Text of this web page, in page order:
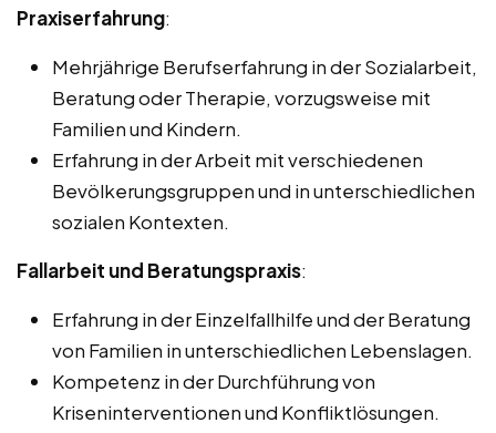
Praxiserfahrung:
Mehrjährige Berufserfahrung in der Sozialarbeit,
Beratung oder Therapie, vorzugsweise mit
Familien und Kindern.
Erfahrung in der Arbeit mit verschiedenen
Bevölkerungsgruppen und in unterschiedlichen
sozialen Kontexten.
Fallarbeit und Beratungspraxis:
Erfahrung in der Einzelfallhilfe und der Beratung
von Familien in unterschiedlichen Lebenslagen.
Kompetenz in der Durchführung von
Kriseninterventionen und Konfliktlösungen.